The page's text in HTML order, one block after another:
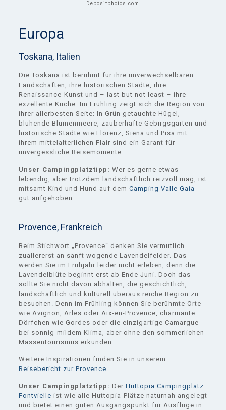
Depositphotos.com
Europa
Toskana, Italien
Die Toskana ist berühmt für ihre unverwechselbaren
Landschaften, ihre historischen Städte, ihre
Renaissance-Kunst und – last but not least – ihre
exzellente Küche. Im Frühling zeigt sich die Region von
ihrer allerbesten Seite: In Grün getauchte Hügel,
blühende Blumenmeere, zauberhafte Gebirgsgärten und
historische Städte wie Florenz, Siena und Pisa mit
ihrem mittelalterlichen Flair sind ein Garant für
unvergessliche Reisemomente.
Unser Campingplatztipp: Wer es gerne etwas
lebendig, aber trotzdem landschaftlich reizvoll mag, ist
mitsamt Kind und Hund auf dem Camping Valle Gaia
gut aufgehoben.
Provence, Frankreich
Beim Stichwort „Provence“ denken Sie vermutlich
zuallererst an sanft wogende Lavendelfelder. Das
werden Sie im Frühjahr leider nicht erleben, denn die
Lavendelblüte beginnt erst ab Ende Juni. Doch das
sollte Sie nicht davon abhalten, die geschichtlich,
landschaftlich und kulturell überaus reiche Region zu
besuchen. Denn im Frühling können Sie berühmte Orte
wie Avignon, Arles oder Aix-en-Provence, charmante
Dörfchen wie Gordes oder die einzigartige Camargue
bei sonnig-mildem Klima, aber ohne den sommerlichen
Massentourismus erkunden.
Weitere Inspirationen finden Sie in unserem
Reisebericht zur Provence
Unser Campingplatztipp: Der Huttopia Campingplatz
Fontvielle ist wie alle Huttopia-Plätze naturnah angelegt
und bietet einen guten Ausgangspunkt für Ausflüge in